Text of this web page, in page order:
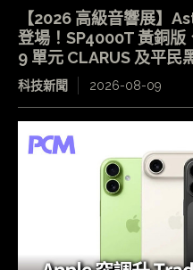
【2026 高級音響展】
登場！SP4000T 黃銅版
9 單元 CLARUS 及平
科技新聞 2026-08-09